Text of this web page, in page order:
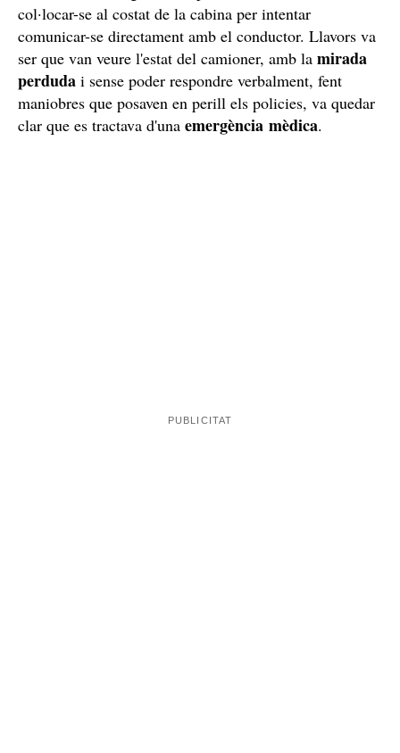
col·locar-se al costat de la cabina per intentar
comunicar-se directament amb el conductor. Llavors va
ser que van veure l'estat del camioner, amb la mirada
perduda i sense poder respondre verbalment, fent
maniobres que posaven en perill els policies, va quedar
clar que es tractava d'una emergència mèdica.